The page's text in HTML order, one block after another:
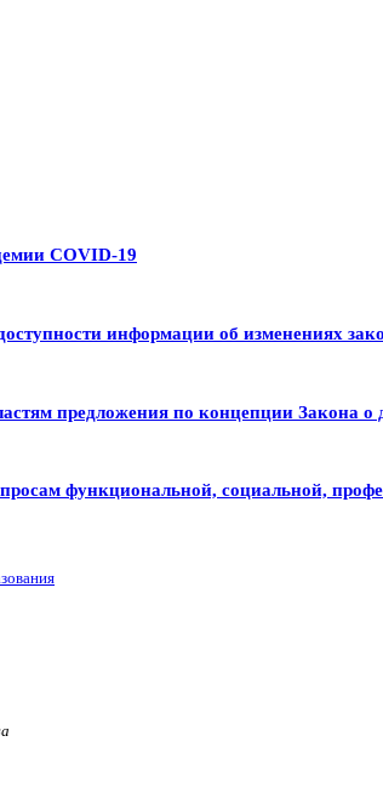
COVID-19
информации об изменениях
предложения по концепции Закона о
функциональной, социальной,